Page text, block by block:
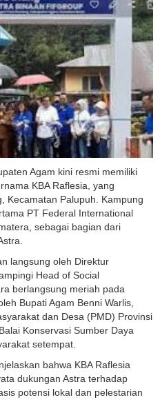
Agam kini resmi memiliki
KBA Raflesia, yang
Kecamatan Palupuh. Kampung
PT Federal International
sebagai bagian dari
langsung oleh Direktur
Head of Social
berlangsung meriah pada
Bupati Agam Benni Warlis,
dan Desa (PMD) Provinsi
Konservasi Sumber Daya
setempat.
bahwa KBA Raflesia
dukungan Astra terhadap
potensi lokal dan pelestarian